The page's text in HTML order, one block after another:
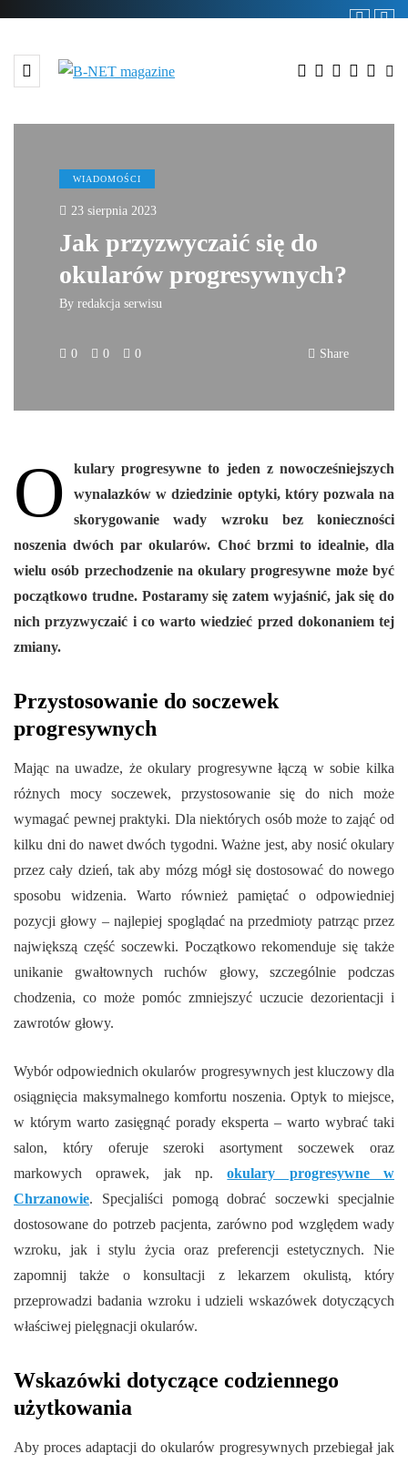
WIADOMOŚCI
23 sierpnia 2023
Jak przyzwyczaić się do
okularów progresywnych?
By redakcja serwisu
0 0 0 Share
O
kulary progresywne to jeden z nowocześniejszych
wynalazków w dziedzinie optyki, który pozwala na
skorygowanie wady wzroku bez konieczności
noszenia dwóch par okularów. Choć brzmi to idealnie, dla
wielu osób przechodzenie na okulary progresywne może być
początkowo trudne. Postaramy się zatem wyjaśnić, jak się do
nich przyzwyczaić i co warto wiedzieć przed dokonaniem tej
zmiany.
Przystosowanie do soczewek
progresywnych
Mając na uwadze, że okulary progresywne łączą w sobie kilka
różnych mocy soczewek, przystosowanie się do nich może
wymagać pewnej praktyki. Dla niektórych osób może to zająć od
kilku dni do nawet dwóch tygodni. Ważne jest, aby nosić okulary
przez cały dzień, tak aby mózg mógł się dostosować do nowego
sposobu widzenia. Warto również pamiętać o odpowiedniej
pozycji głowy – najlepiej spoglądać na przedmioty patrząc przez
największą część soczewki. Początkowo rekomenduje się także
unikanie gwałtownych ruchów głowy, szczególnie podczas
chodzenia, co może pomóc zmniejszyć uczucie dezorientacji i
zawrotów głowy.
Wybór odpowiednich okularów progresywnych jest kluczowy dla
osiągnięcia maksymalnego komfortu noszenia. Optyk to miejsce,
w którym warto zasięgnąć porady eksperta – warto wybrać taki
salon, który oferuje szeroki asortyment soczewek oraz
markowych oprawek, jak np.
okulary progresywne w
Chrzanowie. Specjaliści pomogą dobrać soczewki specjalnie
dostosowane do potrzeb pacjenta, zarówno pod względem wady
wzroku, jak i stylu życia oraz preferencji estetycznych. Nie
zapomnij także o konsultacji z lekarzem okulistą, który
przeprowadzi badania wzroku i udzieli wskazówek dotyczących
właściwej pielęgnacji okularów.
Wskazówki dotyczące codziennego
użytkowania
Aby proces adaptacji do okularów progresywnych przebiegał jak